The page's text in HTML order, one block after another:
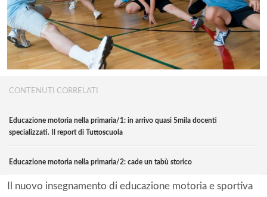
CONTENUTI CORRELATI
Educazione motoria nella primaria/1: in arrivo quasi 5mila docenti
specializzati. Il report di Tuttoscuola
Educazione motoria nella primaria/2: cade un tabù storico
Il nuovo insegnamento di educazione motoria e sportiva